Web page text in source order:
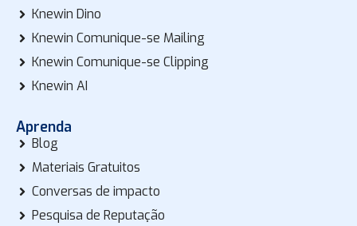
Knewin Dino
Knewin Comunique-se Mailing
Knewin Comunique-se Clipping
Knewin AI
Aprenda
Blog
Materiais Gratuitos
Conversas de impacto
Pesquisa de Reputação